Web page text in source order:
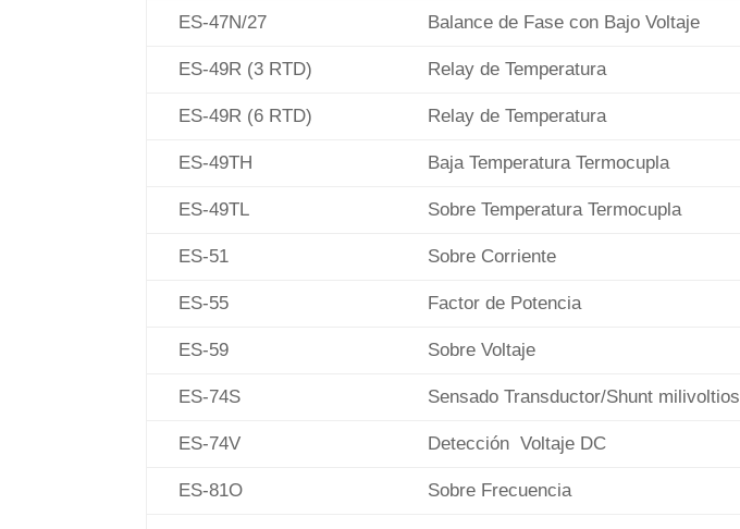
ES-47N/27 Balance de Fase con Bajo Voltaje
ES-49R (3 RTD) Relay de Temperatura
ES-49R (6 RTD) Relay de Temperatura
ES-49TH Baja Temperatura Termocupla
ES-49TL Sobre Temperatura Termocupla
ES-51 Sobre Corriente
ES-55 Factor de Potencia
ES-59 Sobre Voltaje
ES-74S Sensado Transductor/Shunt milivoltios
ES-74V Detección Voltaje DC
ES-81O Sobre Frecuencia